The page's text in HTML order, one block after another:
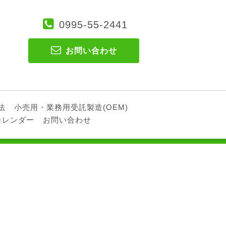
0995-55-2441
お問い合わせ
小売用・業務用受託製造(OEM)
レンダー
お問い合わせ